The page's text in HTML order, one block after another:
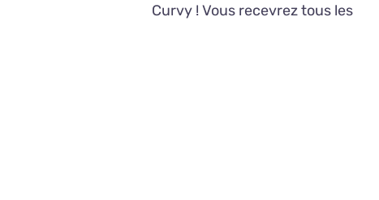
Curvy ! Vous recevrez tous les